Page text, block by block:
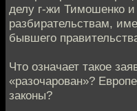
делу г-жи Тимошенко
разбирательствам,
бывшего
Что означает такое
«разочарован»?
законы?